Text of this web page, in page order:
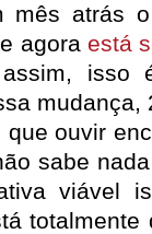
mês atrás
agora está
isso
mudança,
ouvir
sabe
viável
totalmente